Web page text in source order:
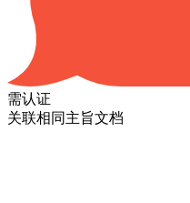
需认证
关联相同主旨文档